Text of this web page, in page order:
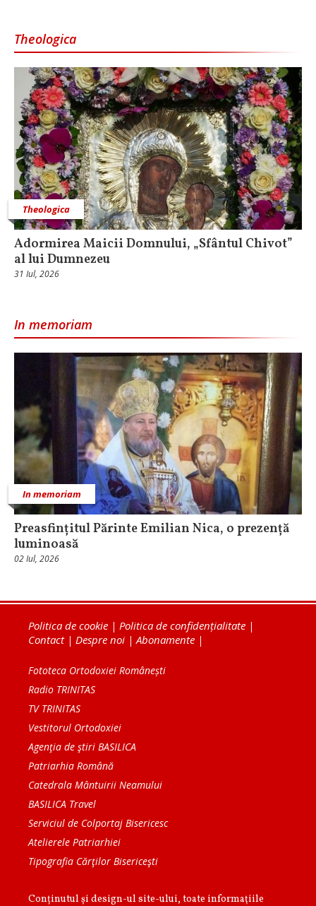
Theologica
Theologica
Adormirea Maicii Domnului, „Sfântul Chivot”
al lui Dumnezeu
31 Iul, 2026
In memoriam
In memoriam
Preasfințitul Părinte Emilian Nica, o prezență
luminoasă
02 Iul, 2026
Politica de cookie | Politica de confidențialitate |
Contact| Despre noi |Abonamente |
Fototeca Ortodoxiei Românești
Radio TRINITAS
TV TRINITAS
Vestitorul Ortodoxiei
Agenţia de ştiri BASILICA
Patriarhia Română
Catedrala Mântuirii Neamului
BASILICA Travel
Serviciul de Colportaj Bisericesc
Atelierele Patriarhiei
Tipografia Cărţilor Bisericeşti
Conținutul și design-ul site-ului, toate informaţiile